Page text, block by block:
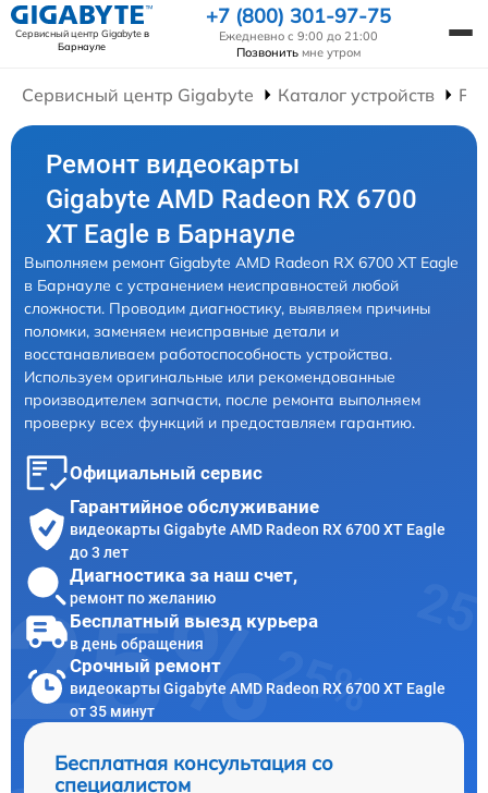
Сервисный центр Gigabyteв
Барнауле
+7 (800) 301-97-75
Ежедневно с 9:00 до 21:00
Позвонить мне утром
Сервисный центр Gigabyte Каталог устройств
Ремонт видеокарты
Gigabyte AMD Radeon RX 6700
XT Eagle в Барнауле
Выполняем ремонт Gigabyte AMD Radeon RX 6700 XT Eagle
в Барнауле с устранением неисправностей любой
сложности. Проводим диагностику, выявляем причины
поломки, заменяем неисправные детали и
восстанавливаем работоспособность устройства.
Используем оригинальные или рекомендованные
производителем запчасти, после ремонта выполняем
проверку всех функций и предоставляем гарантию.
Официальный сервис
Гарантийное обслуживание
видеокарты Gigabyte AMD Radeon RX 6700 XT Eagle
до 3 лет
Диагностика за наш счет,
ремонт по желанию
Бесплатный выезд курьера
в день обращения
Срочный ремонт
видеокарты Gigabyte AMD Radeon RX 6700 XT Eagle
от 35 минут
Бесплатная консультация со
специалистом